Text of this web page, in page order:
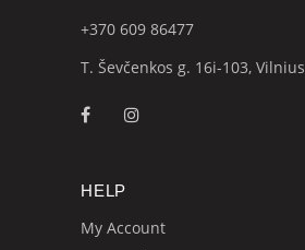
+370 609 86477
T. Ševčenkos g. 16i-103, Vilnius
HELP
My Account